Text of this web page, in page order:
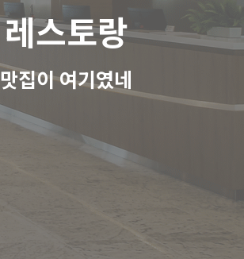
레스토랑
맛집이 여기였네